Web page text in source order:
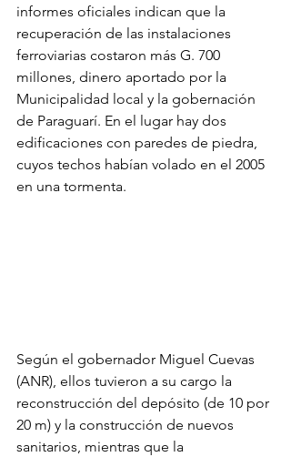
informes oficiales indican que la
recuperación de las instalaciones
ferroviarias costaron más G. 700
millones, dinero aportado por la
Municipalidad local y la gobernación
de Paraguarí. En el lugar hay dos
edificaciones con paredes de piedra,
cuyos techos habían volado en el 2005
en una tormenta.
Según el gobernador Miguel Cuevas
(ANR), ellos tuvieron a su cargo la
reconstrucción del depósito (de 10 por
20 m) y la construcción de nuevos
sanitarios, mientras que la